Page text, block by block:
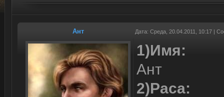
Ант Дата: Среда, 20.04.2011, 10:17 |
1)Имя:
Ант
2)Раса: